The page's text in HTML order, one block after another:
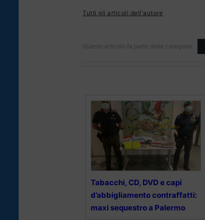
Tutti gli articoli dell'autore
Questo articolo fa parte delle categorie:
Tabacchi, CD, DVD e capi
d’abbigliamento contraffatti:
maxi sequestro a Palermo